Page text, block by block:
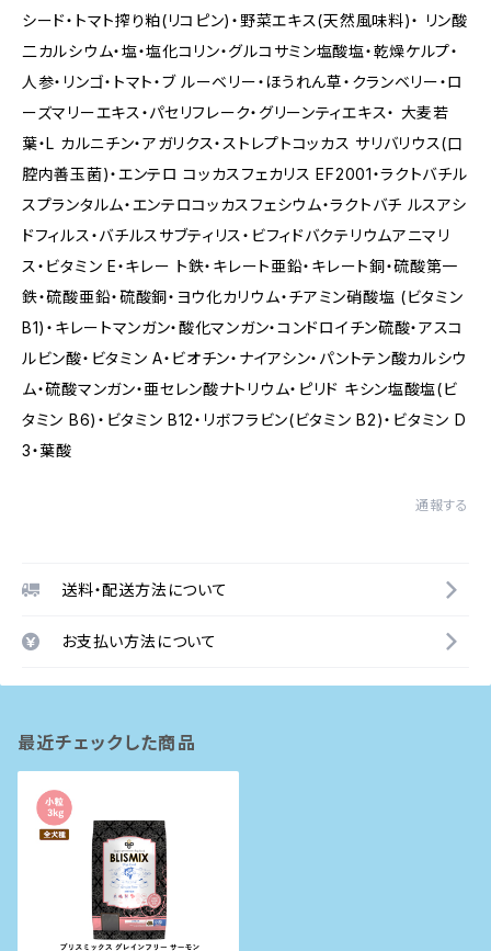
シード・トマト搾り粕(リコピン)・野菜エキス(天然風味料)・ リン酸
二カルシウム・塩・塩化コリン・グルコサミン塩酸塩・乾燥ケルプ・
人参・リンゴ・トマト・ブ ルーベリー・ほうれん草・クランベリー・ロ
ーズマリーエキス・パセリフレーク・グリーンティエキス・ 大麦若
葉・L カルニチン・アガリクス・ストレプトコッカス サリバリウス(口
腔内善玉菌)・エンテロ コッカスフェカリス EF2001・ラクトバチル
スプランタルム・エンテロコッカスフェシウム・ラクトバチ ルスアシ
ドフィルス・バチルスサブティリス・ビフィドバクテリウムアニマリ
ス・ビタミン E・キレー ト鉄・キレート亜鉛・キレート銅・硫酸第一
鉄・硫酸亜鉛・硫酸銅・ヨウ化カリウム・チアミン硝酸塩 (ビタミン
B1)・キレートマンガン・酸化マンガン・コンドロイチン硫酸・アスコ
ルビン酸・ビタミン A・ビオチン・ナイアシン・パントテン酸カルシウ
ム・硫酸マンガン・亜セレン酸ナトリウム・ピリド キシン塩酸塩(ビ
タミン B6)・ビタミン B12・リボフラビン(ビタミン B2)・ビタミン D
3・葉酸
通報する
送料・配送方法について
お支払い方法について
最近チェックした商品